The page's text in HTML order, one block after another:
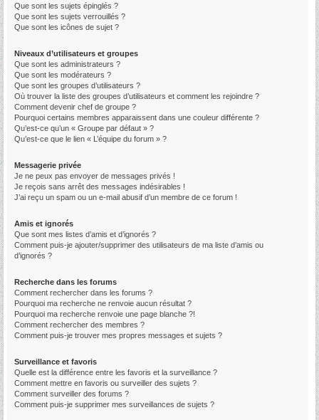
Que sont les sujets épinglés ?
Que sont les sujets verrouillés ?
Que sont les icônes de sujet ?
Niveaux d’utilisateurs et groupes
Que sont les administrateurs ?
Que sont les modérateurs ?
Que sont les groupes d’utilisateurs ?
Où trouver la liste des groupes d’utilisateurs et comment les rejoindre ?
Comment devenir chef de groupe ?
Pourquoi certains membres apparaissent dans une couleur différente ?
Qu’est-ce qu’un « Groupe par défaut » ?
Qu’est-ce que le lien « L’équipe du forum » ?
Messagerie privée
Je ne peux pas envoyer de messages privés !
Je reçois sans arrêt des messages indésirables !
J’ai reçu un spam ou un e-mail abusif d’un membre de ce forum !
Amis et ignorés
Que sont mes listes d’amis et d’ignorés ?
Comment puis-je ajouter/supprimer des utilisateurs de ma liste d’amis ou
d’ignorés ?
Recherche dans les forums
Comment rechercher dans les forums ?
Pourquoi ma recherche ne renvoie aucun résultat ?
Pourquoi ma recherche renvoie une page blanche ?!
Comment rechercher des membres ?
Comment puis-je trouver mes propres messages et sujets ?
Surveillance et favoris
Quelle est la différence entre les favoris et la surveillance ?
Comment mettre en favoris ou surveiller des sujets ?
Comment surveiller des forums ?
Comment puis-je supprimer mes surveillances de sujets ?